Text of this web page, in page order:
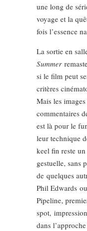
une long de
voyage et la
fois l’essence
La sortie en
Summer
si le film peut
critères
Mais les
commentaires
est là pour le
leur technique
keel fin reste
gestuelle, sans
de quelques
Phil Edwards
Pipeline,
spot,
dans